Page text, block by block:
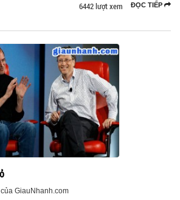
ĐỌC TIẾP
6442 lượt xem
GiauNhanh.com